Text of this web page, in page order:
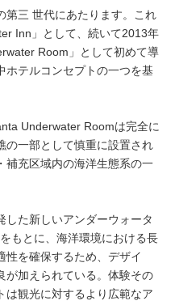
第三 世代にあたります。これ
Inn」として、続いて2013年
Room」として初めて導
ホテルコンセプトの一つを基
Underwater Roomは完全に
の一部として慎重に設置され
補充区域内の海洋生態系の一
した新しいアンダーウォータ
もとに、海洋環境における長
性を確保するため、デザイ
が加えられている。体験その
は観光に対するより広範なア